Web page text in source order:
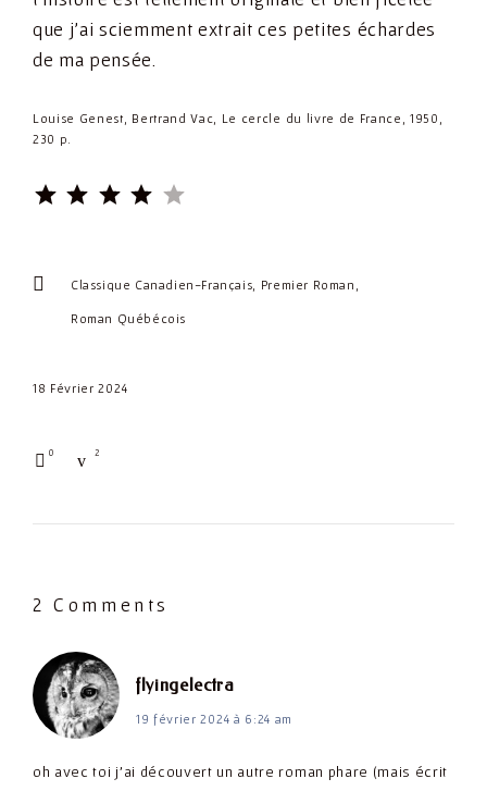
que j’ai sciemment extrait ces petites échardes
de ma pensée.
Louise Genest, Bertrand Vac, Le cercle du livre de France, 1950,
230 p.
⭐⭐⭐⭐
Classique Canadien-Français Premier Roman
Roman Québécois
18 Février 2024
2
0
2 Comments
flyingelectradit :
19 février 2024 à 6:24 am
oh avec toi j’ai découvert un autre roman phare (mais écrit